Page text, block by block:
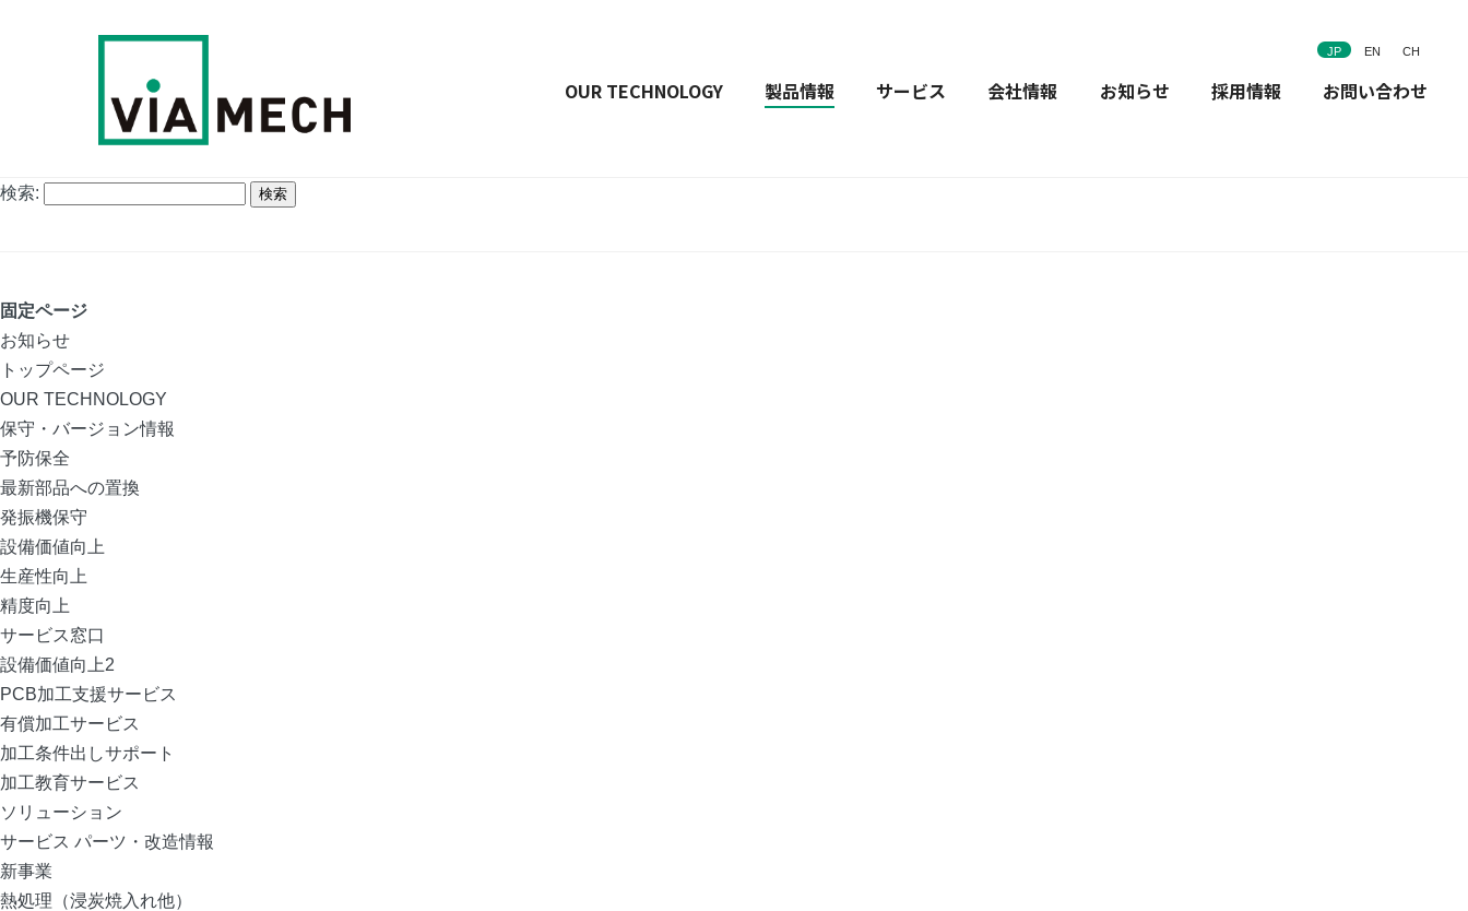
JP EN CH
OUR TECHNOLOGY 製品情報 サービス 会社情報 お知らせ 採用情報 お問い合わせ
検索:
固定ページ
お知らせ
トップページ
OUR TECHNOLOGY
保守・バージョン情報
予防保全
最新部品への置換
発振機保守
設備価値向上
生産性向上
精度向上
サービス窓口
設備価値向上2
PCB加工支援サービス
有償加工サービス
加工条件出しサポート
加工教育サービス
ソリューション
サービス パーツ・改造情報
新事業
熱処理（浸炭焼入れ他）